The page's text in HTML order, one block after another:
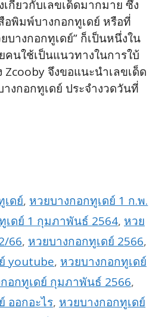
กี่ยวกับเลขเด็ดมากมาย ซึ่ง
อพิมพ์บางกอกทูเดย์ หรือที่
บางกอกทูเดย์” ก็เป็นหนึ่งใน
นใช้เป็นแนวทางในการใบ้
Zcooby จึงขอแนะนำเลขเด็ด
งกอกทูเดย์ ประจำงวดวันที่
ดย์, หวยบางกอกทูเดย์ 1 ก.พ.
เดย์ 1 กุมภาพันธ์ 2564, หวย
66, หวยบางกอกทูเดย์ 2566,
youtube, หวยบางกอกทูเดย์
อกทูเดย์ กุมภาพันธ์ 2566,
ออกอะไร, หวยบางกอกทูเดย์